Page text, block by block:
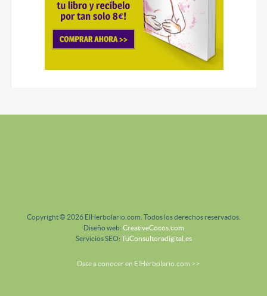
Copyright © 2026 ElHerbolario.com. Todos los derechos reservados.
Diseño web: CreativeCocos.com
Servicios SEO: TuConsultoradigital.es
Date a conocer en ElHerbolario.com >>